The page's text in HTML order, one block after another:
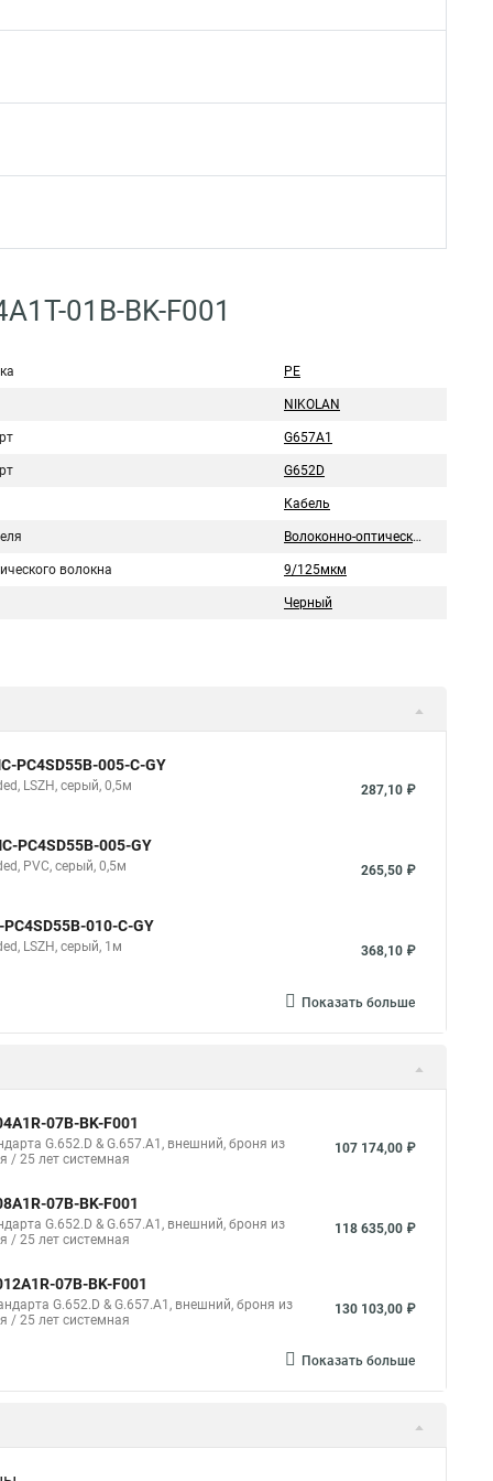
01B-BK-F001
PE
NIKOLAN
G657A1
G652D
Кабель
Волоконно-оптический
волокна 9/125мкм
Черный
PC4SD55B-005-C-GY
LSZH, серый, 0,5м 287,10 ₽
PC4SD55B-005-GY
PVC, серый, 0,5м 265,50 ₽
010-C-GY
LSZH, серый, 1м 368,10 ₽
Показать больше
07B-BK-F001
G.652.D & G.657.A1, внешний, броня из
/ 25 лет системная
107 174,00 ₽
07B-BK-F001
G.652.D & G.657.A1, внешний, броня из
/ 25 лет системная
118 635,00 ₽
07B-BK-F001
G.652.D & G.657.A1, внешний, броня из
/ 25 лет системная
130 103,00 ₽
Показать больше